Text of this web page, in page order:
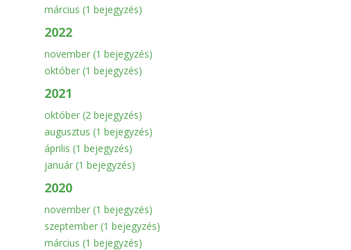
március (1 bejegyzés)
2022
november (1 bejegyzés)
október (1 bejegyzés)
2021
október (2 bejegyzés)
augusztus (1 bejegyzés)
április (1 bejegyzés)
január (1 bejegyzés)
2020
november (1 bejegyzés)
szeptember (1 bejegyzés)
március (1 bejegyzés)